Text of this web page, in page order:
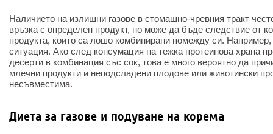
Наличието на излишни газове в стомашно-чревния тракт
връзка с определен продукт, но може да бъде следствие от
продукта, които са лошо комбинирани помежду си. Например,
ситуация. Ако след консумация на тежка протеинова храна
десерти в комбинация със сок, това е много вероятно да
млечни продукти и неподсладени плодове или животински
несъвместима.
Диета за газове и подуване на корема